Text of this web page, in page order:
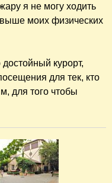
я не могу ходить
выше моих физических
курорт,
для тек, кто
для того чтобы